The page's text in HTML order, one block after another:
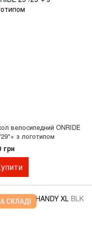
велосипедний ONRIDE
з логотипом
грн